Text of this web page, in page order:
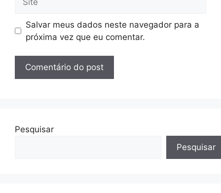
Salvar meus dados neste navegador para a
próxima vez que eu comentar.
Pesquisar
Pesquisar